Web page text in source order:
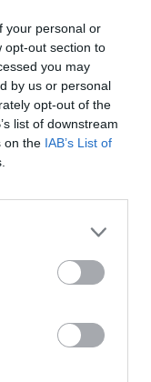
your personal or
opt-out section to
you may
by us or personal
opt-out of the
list of downstream
on the IAB’s List of